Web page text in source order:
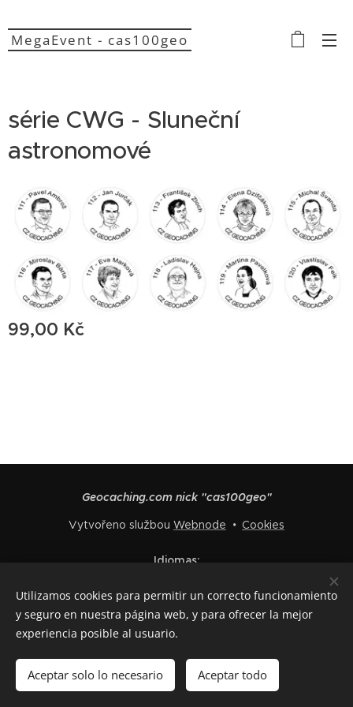
MegaEvent - cas100geo
série CWG - Sluneční
astronomové
99,00 Kč
Agotado
Geocaching.com nick "cas100geo"
Vytvořeno službou Webnode Cookies
Idiomas
Italiano
Utilizamos cookies para permitir un correcto funcionamiento
y seguro en nuestra página web, y para ofrecer la mejor
experiencia posible al usuario.
Aceptar solo lo necesario Aceptar todo